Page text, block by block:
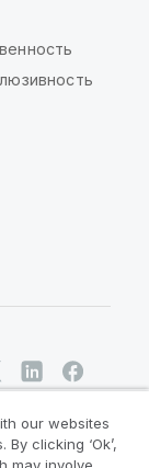
our websites
clicking ‘Ok’,